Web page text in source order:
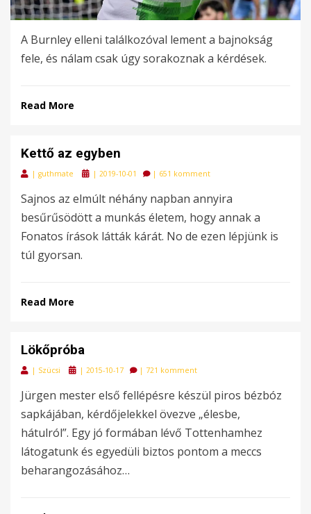
A Burnley elleni találkozóval lement a bajnokság
fele, és nálam csak úgy sorakoznak a kérdések.
Read More
Kettő az egyben
| guthmate
Posted
| 2019-10-01 | 651 komment
Sajnos az elmúlt néhány napban annyira
besűrűsödött a munkás életem, hogy annak a
Fonatos írások látták kárát. No de ezen lépjünk is
túl gyorsan.
Read More
Lökőpróba
| Szücsi
Posted
| 2015-10-17 | 721 komment
Jürgen mester első fellépésre készül piros bézbóz
sapkájában, kérdőjelekkel övezve „élesbe,
hátulról”. Egy jó formában lévő Tottenhamhez
látogatunk és egyedüli biztos pontom a meccs
beharangozásához…